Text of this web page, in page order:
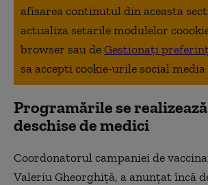
afisarea continutul din aceasta
actualiza setarile modulelor
browser sau deGestionați
sa accepti cookie-urile social media
Programările se
deschise de medici
Coordonatorul campaniei de
Valeriu Gheorghiță, a anunțat încă